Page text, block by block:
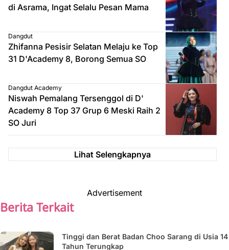
di Asrama, Ingat Selalu Pesan Mama
Dangdut
Zhifanna Pesisir Selatan Melaju ke Top
31 D'Academy 8, Borong Semua SO
Dangdut Academy
Niswah Pemalang Tersenggol di D'
Academy 8 Top 37 Grup 6 Meski Raih 2
SO Juri
Lihat Selengkapnya
Advertisement
Berita Terkait
Tinggi dan Berat Badan Choo Sarang di Usia 14
Tahun Terungkap